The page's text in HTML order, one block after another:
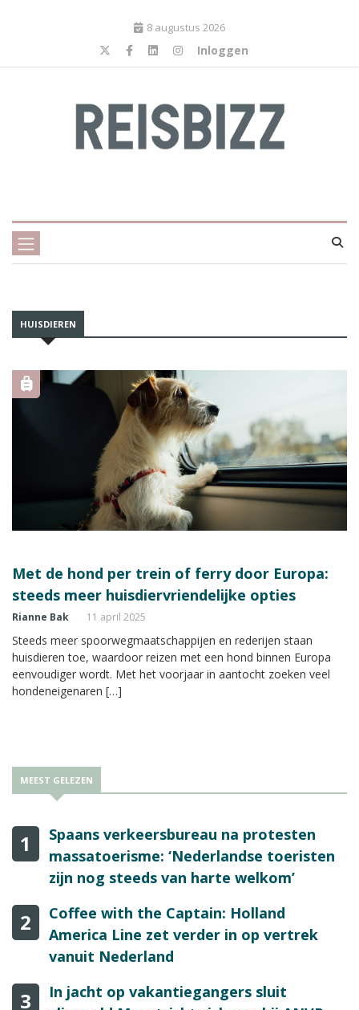
8 augustus 2026
Inloggen
HUISDIEREN
Met de hond per trein of ferry door Europa:
steeds meer huisdiervriendelijke opties
Rianne Bak 11 april 2025
Steeds meer spoorwegmaatschappijen en rederijen staan
huisdieren toe, waardoor reizen met een hond binnen Europa
eenvoudiger wordt. Met het voorjaar in aantocht zoeken veel
hondeneigenaren […]
MEEST GELEZEN
1
Spaans verkeersbureau na protesten
massatoerisme: ‘Nederlandse toeristen
zijn nog steeds van harte welkom’
2
Coffee with the Captain: Holland
America Line zet verder in op vertrek
vanuit Nederland
3
In jacht op vakantiegangers sluit